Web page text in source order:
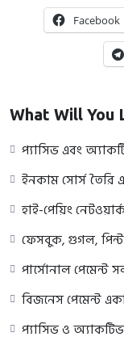
Facebook
What Will You
প্যাসিভ এবং
ইনকাম সোর্স তৈরি
হাই-পেয়িং
ফেসবুক, গুগল,
পার্সোনাল পেমেন্ট
বিজনেস পেমেন্ট
প্যাসিভ ও অ্যাকটিভ